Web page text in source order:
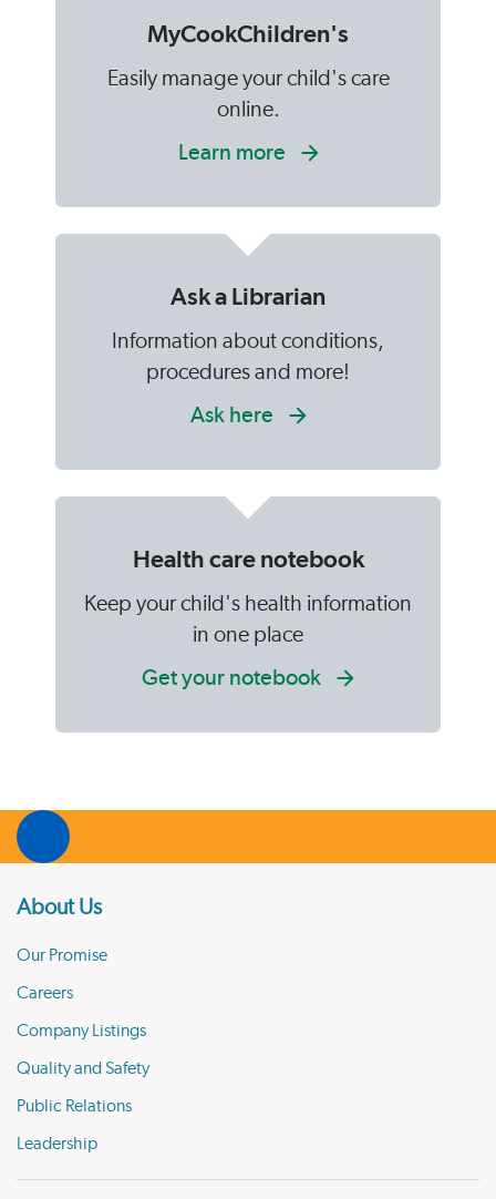
MyCookChildren's
Easily manage your child's care
online.
Learn more
Ask a Librarian
Information about conditions,
procedures and more!
Ask here
Health care notebook
Keep your child's health information
in one place
Get your notebook
About Us
Our Promise
Careers
Company Listings
Quality and Safety
Public Relations
Leadership